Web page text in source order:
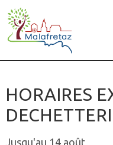
HORAIRES
Jusqu'au 14 août